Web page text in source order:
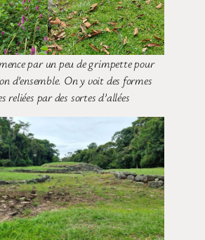
par un peu de grimpette pour
d’ensemble. On y voit des formes
reliées par des sortes d’allées